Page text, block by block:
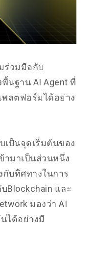
ร่วมมือกับ
นฐาน AI Agent ที่
ลตฟอร์มได้อย่าง
เป็นจุดเริ่มต้นของ
ามาเป็นส่วนหนึ่ง
บทิศทางในการ
Blockchain และ
มองว่า AI
ได้อย่างมี